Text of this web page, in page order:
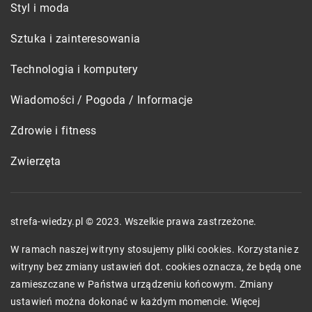
Styl i moda
Sztuka i zainteresowania
Technologia i komputery
Wiadomości / Pogoda / Informacje
Zdrowie i fitness
Zwierzęta
strefa-wiedzy.pl © 2023. Wszelkie prawa zastrzeżone.
W ramach naszej witryny stosujemy pliki cookies. Korzystanie z
witryny bez zmiany ustawień dot. cookies oznacza, że będą one
zamieszczane w Państwa urządzeniu końcowym. Zmiany
ustawień można dokonać w każdym momencie. Więcej